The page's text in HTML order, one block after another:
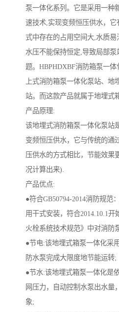
泵一体化系列。它是采用一种
速技术,实现变频恒压供水，
式中存在的占用空间大,水质
水压不能保持恒定,导致局部泵
题。HBPHDXBF消防箱泵一
上式消防箱泵一体化泵站、地
站。而这款产品就属于地埋式
产品原理:
该地埋式消防箱泵一体化泵站
变频恒压供水，它与传统的通
压供水的方式相比，节能效果
况计算出来).
产品优点:
●符合GB50794-2014消防规范
用干式安装，符合2014.10.1
火栓系统技术规范》中对消防
●节电:该地埋式箱泵一体化采
防水泵完成大限度地节能运
●节水:该地埋式箱泵一体化是
网压力，自动控制水泵出水量
象;